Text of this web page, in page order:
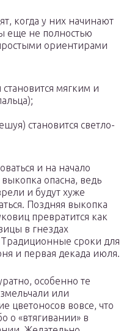
когда у них начинают
еще не полностью
ориентирами
становится мягким и
становится светло-
и на начало
опасна, ведь
и будут хуже
Поздняя выкопка
превратится как
в гнездах
Традиционные сроки для
и первая декада июля.
особенно те
или
цветоносов вовсе, что
о «втягивании» в